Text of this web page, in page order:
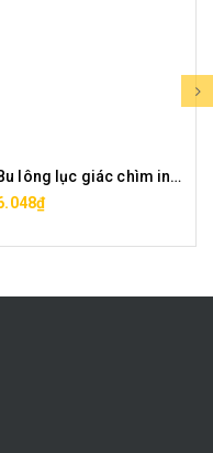
Bu lông lục giác chìm inox 304-M10x16